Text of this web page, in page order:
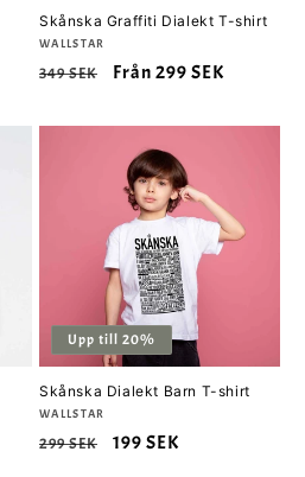
Skånska Graffiti Dialekt T-shirt
Säljare:
WALLSTAR
Ordinarie
349 SEK Försäljningspris
Från 299 SEK
Upp till 20%
Skånska Dialekt Barn T-shirt
Säljare:
WALLSTAR
Ordinarie
299 SEK Försäljningspris
199 SEK